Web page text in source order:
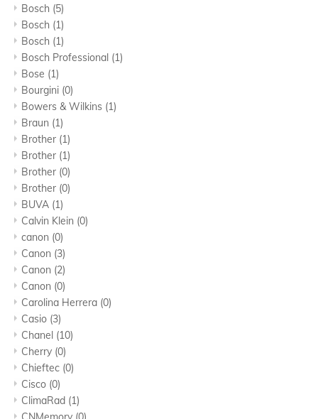
Bosch (5)
Bosch (1)
Bosch (1)
Bosch Professional (1)
Bose (1)
Bourgini (0)
Bowers & Wilkins (1)
Braun (1)
Brother (1)
Brother (1)
Brother (0)
Brother (0)
BUVA (1)
Calvin Klein (0)
canon (0)
Canon (3)
Canon (2)
Canon (0)
Carolina Herrera (0)
Casio (3)
Chanel (10)
Cherry (0)
Chieftec (0)
Cisco (0)
ClimaRad (1)